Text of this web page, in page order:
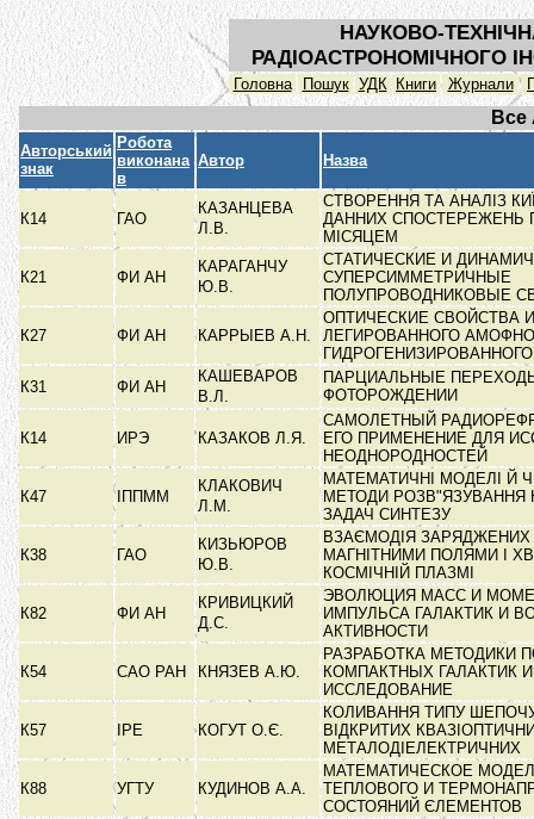
НАУКОВО-
РАДІОАСТРОНОМІЧНОГО
Головна Пошук УДК Книги Журнали
Все
Авторський
знак
Робота
виконана
в
Автор Назва
К14 ГАО
КАЗАНЦЕВА
Л.В.
СТВОРЕННЯ ТА АНАЛІЗ
ДАННИХ СПОСТЕРЕЖЕНЬ
МІСЯЦЕМ
К21 ФИ АН
КАРАГАНЧУ
Ю.В.
СТАТИЧЕСКИЕ И
СУПЕРСИММЕТРИЧНЫЕ
ПОЛУПРОВОДНИКОВЫЕ
К27 ФИ АН КАРРЫЕВ А.Н.
ОПТИЧЕСКИЕ СВОЙСТВА
ЛЕГИРОВАННОГО
К31
ФИ АН
КАШЕВАРОВ
В.Л.
ПАРЦИАЛЬНЫЕ
ФОТОРОЖДЕНИИ
К14 ИРЭ КАЗАКОВ Л.Я.
САМОЛЕТНЫЙ
ЕГО ПРИМЕНЕНИЕ ДЛЯ
НЕОДНОРОДНОСТЕЙ
К47 ІППММ
КЛАКОВИЧ
Л.М.
МАТЕМАТИЧНІ МОДЕЛІ Й
МЕТОДИ РОЗВ"ЯЗУВАННЯ
ЗАДАЧ СИНТЕЗУ
К38 ГАО
КИЗЬЮРОВ
Ю.В.
ВЗАЄМОДІЯ
МАГНІТНИМИ ПОЛЯМИ І
КОСМІЧНІЙ ПЛАЗМІ
К82 ФИ АН
КРИВИЦКИЙ
Д.С.
ЭВОЛЮЦИЯ МАСС И
ИМПУЛЬСА ГАЛАКТИК И
АКТИВНОСТИ
К54 САО РАН КНЯЗЕВ А.Ю.
РАЗРАБОТКА МЕТОДИКИ
КОМПАКТНЫХ ГАЛАКТИК И
ИССЛЕДОВАНИЕ
К57 ІРЕ КОГУТ О.Є.
КОЛИВАННЯ ТИПУ
ВІДКРИТИХ
МЕТАЛОДІЕЛЕКТРИЧНИХ
К88 УГТУ КУДИНОВ А.А.
МАТЕМАТИЧЕСКОЕ
ТЕПЛОВОГО И
СОСТОЯНИЙ ЄЛЕМЕНТОВ